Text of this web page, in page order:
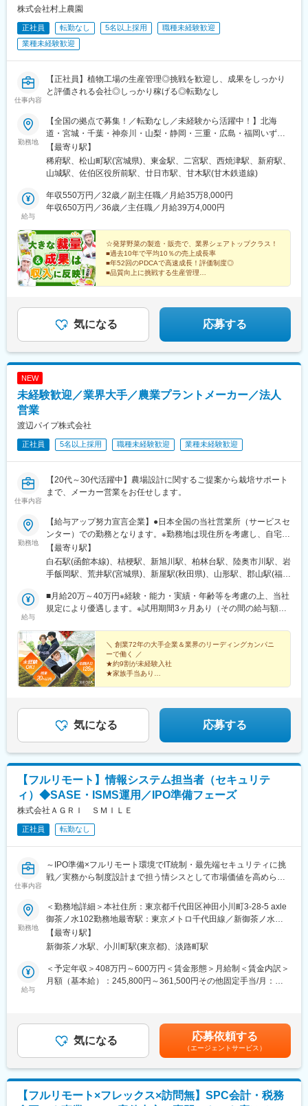
株式会社村上農園
正社員 転勤なし 5名以上採用
職種未経験歓迎
業種未経験歓迎
仕事内容
【正社員】植物工場の生産管理◎挑戦を歓迎し、成果をしっかり
と評価される会社◎しっかり稼げる◎転勤なし
勤務地
【全国の拠点で募集！／転勤なし／未経験から活躍中！】北海
道・宮城・千葉・神奈川・山梨・静岡・三重・広島・福岡いずれ
かの拠点へ希望を考慮して配属いたします。※マイカー通勤OK■北
海道伊達生産センター／北海道伊達市南稀府町239-1■宮城大郷生
産センター／宮城県黒川郡大郷町大松沢字新成田川10-1■千葉生産
田原市小竹1013-1■大井川生産センター／静岡県焼津市中新田
202■山梨北杜生産センター／山梨県北杜市明野町上手12250■ス
415■山梨KM生産センター／山梨県北杜市明野町上手12250■四日
市生産センター／三重県四日市市上海老町1648-66■広島生産セン
ター／広島県広島市佐伯区五日市中央6-1888-1■湯来生産センタ
ー／広島県広島市佐伯区湯来町白砂1712■福岡生産センター／福
岡県朝倉市隈江308※受動喫煙対策：各拠点とも屋内全面禁煙
【最寄り駅】
稀府駅、松山町駅(宮城県)、東金駅、二宮駅、西焼津駅、新府駅、
山城駅、佐伯区役所前駅、廿日市駅、甘木駅(甘木鉄道線)
給与
年収550万円／32歳／副主任職／月給35万8,000円
年収650万円／36歳／主任職／月給39万4,000円
☆発芽野菜の製造・販売で、業界シェアトップクラス！
■過去10年で平均10％の売上成長率
■年52回のPDCAで高速成長！評価制度◎
■品質向上に挑戦する生産管理
気になる 応募する
NEW
未経験歓迎／業界大手／農業プラントメーカー／法人
営業
渡辺パイプ株式会社
正社員 5名以上採用 職種未経験歓迎 業種未経験歓迎
仕事内容
【20代～30代活躍中】農場設計に関するご提案から栽培サポート
まで、メーカー営業をお任せします。
勤務地
【給与アップ努力宣言企業】●日本全国の当社営業所（サービスセ
ンター）での勤務となります。※勤務地は現住所を考慮し、自宅か
ら通える事業所への配属となります。【北海道・東北エリア】北
海道/青森県/岩手県/宮城県/秋田県/山形県/福島県【関東エリア】東
京都/千葉県/埼玉県/茨城県/栃木県/群馬県【甲信越エリア】新潟県/
富山県【近畿エリア】大阪府/兵庫県/滋賀県/和歌山県/奈良県【中
国・四国エリア】岡山県/広島県/島根県/香川県/高知県【九州エリ
よる）＞勤務地により異なります。
【最寄り駅】
白石駅(函館本線)、桔梗駅、新旭川駅、柏林台駅、陸奥市川駅、岩
手飯岡駅、荒井駅(宮城県)、新屋駅(秋田県)、山形駅、郡山駅(福島
錦糸町駅、京王八王子駅、寺尾駅、朝菜町駅、乙女駅、豊科駅、
草津駅(滋賀県)、ＪＲ難波駅、厄神駅、東松江駅(島根県)、中庄
駅、首里駅、亀戸駅、桜川駅(大阪府)、汐見橋駅
給与
■月給20万～40万円※経験・能力・実績・年齢等を考慮の上、当社
規定により優遇します。※試用期間3ヶ月あり（その間の給与額の
た！～■給与例月給：271,200円（23歳、営業職、都内居住、残業
20時間を想定）≪内訳≫基本給：210,000円 （年齢により変動）
地域手当：27,000円（エリアにより変動）時間外手当 ： 36,200
円(20時間を想定)
＼ 創業72年の大手企業＆業界のリーディングカンパニ
ーで働く ／
★約9割が未経験入社
★家族手当あり
気になる 応募する
【フルリモート】情報システム担当者（セキュリテ
ィ）◆SASE・ISMS運用／IPO準備フェーズ
株式会社ＡＧＲＩ ＳＭＩＬＥ
正社員 転勤なし
仕事内容
～IPO準備×フルリモート環境でIT統制・最先端セキュリティに挑
戦／実務から制度設計まで担う情シスとして市場価値を高められ
■業務内容：
◇フルリモート環境で、情報システム業務全般に関わっていただ
きます。
◇当部門では現在、情報システム責任者1名、パートスタッフ2名
が在籍しており（平均年齢31歳）、実務から制度の策定まで幅広
く対応し、一緒に情報システム部門を作っていただける方を募集
どの上流工程へ徐々に業務の幅を広げていただきます。
◇MDMツール（LANSCOPE）を使用した貸与デバイスの運用・
勤務地
＜勤務地詳細＞本社住所：東京都千代田区神田小川町3-28-5 axle
御茶ノ水102勤務地最寄駅：東京メトロ千代田線／新御茶ノ水駅
受動喫煙対策：屋内全面禁煙変更の範囲：会社の定める事業所
（リモートワーク含む）
【最寄り駅】
新御茶ノ水駅、小川町駅(東京都)、淡路町駅
給与
＜予定年収＞408万円～600万円＜賃金形態＞月給制＜賃金内訳＞
月額（基本給）：245,800円～361,500円その他固定手当/月：
無＞有＜残業手当＞有＜給与補足＞※経験やスキルを考慮して決定
します。■その他固定手当：深夜残業手当20時間分（超過分は別
途追加支給）賃金はあくまでも目安の金額であり、選考を通じて
上下する可能性があります。月給(月額)は固定手当を含めた表記で
す。
気になる 応募依頼する
（エージェントサービス）
【フルリモート×フレックス×訪問無】SPC会計・税務